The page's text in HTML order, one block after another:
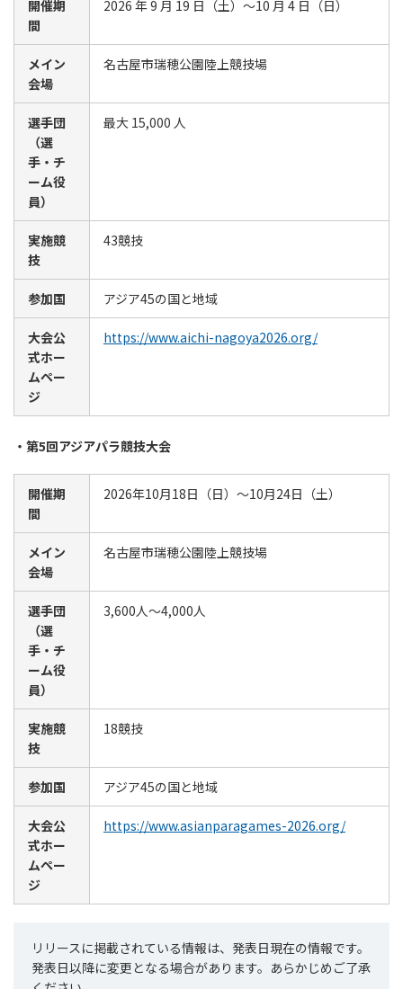
開催期
間
2026 年 9 月 19 日（土）～10 月 4 日（日）
メイン
会場
名古屋市瑞穂公園陸上競技場
選手団
（選
手・チ
ーム役
員）
最大 15,000 人
実施競
技
43競技
参加国 アジア45の国と地域
大会公
式ホー
ムペー
ジ
https://www.aichi-nagoya2026.org/
・第5回アジアパラ競技大会
開催期
間
2026年10月18日（日）～10月24日（土）
メイン
会場
名古屋市瑞穂公園陸上競技場
選手団
（選
手・チ
ーム役
員）
3,600人～4,000人
実施競
技
18競技
参加国 アジア45の国と地域
大会公
式ホー
ムペー
ジ
https://www.asianparagames-2026.org/
リリースに掲載されている情報は、発表日現在の情報です。
発表日以降に変更となる場合があります。あらかじめご了承